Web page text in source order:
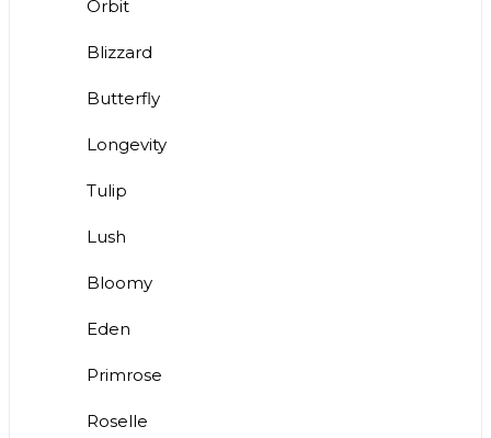
Orbit
Blizzard
Butterfly
Longevity
Tulip
Lush
Bloomy
Eden
Primrose
Roselle